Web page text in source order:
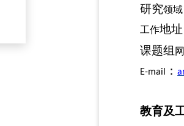
研究领域
工作地
课题组
E-mail ：
教育及